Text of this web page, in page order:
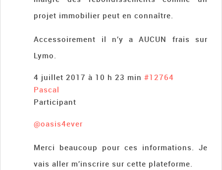
projet immobilier peut en connaître.
Accessoirement il n’y a AUCUN frais sur
Lymo.
4 juillet 2017 à 10 h 23 min #12764
Pascal
Participant
@oasis4ever
Merci beaucoup pour ces informations. Je
vais aller m’inscrire sur cette plateforme.